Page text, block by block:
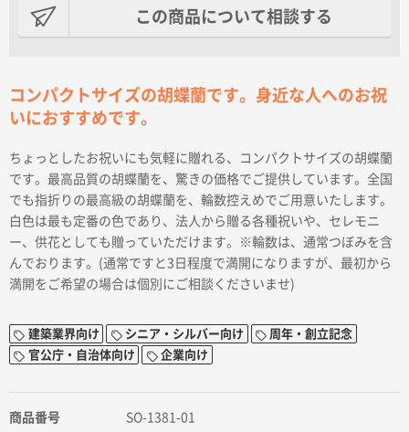
なし
この商品について相談する
コンパクトサイズの胡蝶蘭です。身近な人へのお祝
いにおすすめです。
ちょっとしたお祝いにも気軽に贈れる、コンパクトサイズの胡蝶蘭
です。最高品質の胡蝶蘭を、驚きの価格でご提供しています。全国
でも指折りの最高級の胡蝶蘭を、輪数控えめでご用意いたします。
白色は最も定番の色であり、法人から贈る各種祝いや、セレモニ
ー、供花としても贈っていただけます。※輪数は、通常つぼみを含
んでおります。(通常ですと3日程度で満開になりますが、最初から
満開をご希望の場合は個別にご相談くださいませ)
建築業界向け シニア・シルバー向け
周年・創立記念
官公庁・自治体向け
企業向け
商品番号 SO-1381-01